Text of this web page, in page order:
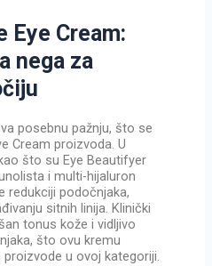
Eye Cream:
nega za
posebnu pažnju, što se
Cream proizvoda. U
što su Eye Beautifyer
i multi-hijaluron
redukciji podočnjaka,
sitnih linija. Klinički
tonus kože i vidljivo
što ovu kremu
u ovoj kategoriji.